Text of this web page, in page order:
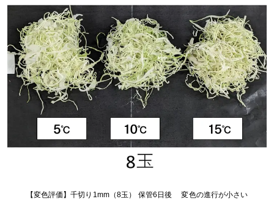
【変色評価】千切り1mm（8玉） 保管6日後 変色の進行が小さい